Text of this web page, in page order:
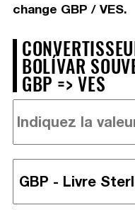
change GBP / VES.
BOLÍVAR
GBP => VES